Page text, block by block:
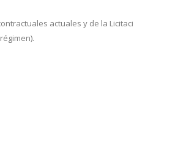
actuales y de la Licitación de